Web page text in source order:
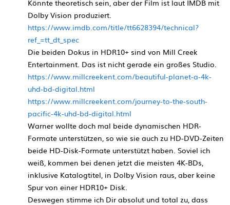
Könnte theoretisch sein, aber der Film ist laut IMDB mit
Dolby Vision produziert.
https://www.imdb.com/title/tt6628394/technical?
ref_=tt_dt_spec
Die beiden Dokus in HDR10+ sind von Mill Creek
Entertainment. Das ist nicht gerade ein großes Studio.
https://www.millcreekent.com/beautiful-planet-a-4k-
uhd-bd-digital.html
https://www.millcreekent.com/journey-to-the-south-
pacific-4k-uhd-bd-digital.html
Warner wollte doch mal beide dynamischen HDR-
Formate unterstützen, so wie sie auch zu HD-DVD-Zeiten
beide HD-Disk-Formate unterstützt haben. Soviel ich
weiß, kommen bei denen jetzt die meisten 4K-BDs,
inklusive Katalogtitel, in Dolby Vision raus, aber keine
Spur von einer HDR10+ Disk.
Deswegen stimme ich Dir absolut und total zu, dass